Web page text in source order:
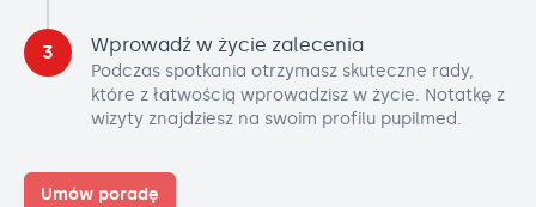
3 Wprowadź w życie zalecenia
Podczas spotkania otrzymasz skuteczne rady,
które z łatwością wprowadzisz w życie. Notatkę z
wizyty znajdziesz na swoim profilu pupilmed.
Umów poradę